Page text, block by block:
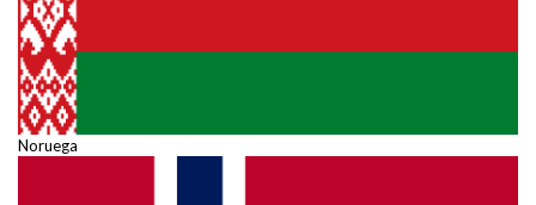
Noruega